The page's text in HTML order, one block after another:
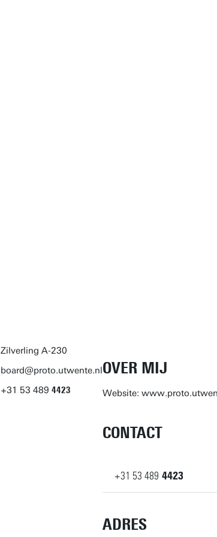
Zilverling A-230
board@proto.utwente.nl
+31 53 489 4423
OVER MIJ
Website:
CONTACT
+31 53 489 4423
ADRES